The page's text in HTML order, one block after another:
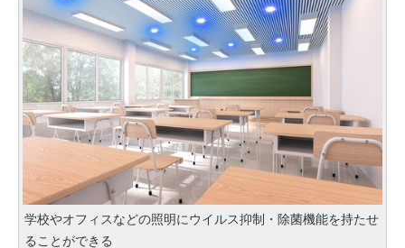
学校やオフィスなどの照明にウイルス抑制・除菌機能を持たせ
ることができる